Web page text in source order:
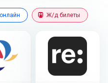
Ж/д билеты